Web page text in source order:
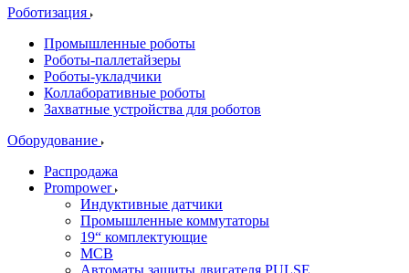
Роботизация
Промышленные роботы
Роботы-паллетайзеры
Роботы-укладчики
Коллаборативные роботы
Захватные устройства для роботов
Оборудование
Распродажа
Prompower
Индуктивные датчики
Промышленные коммутаторы
19“ комплектующие
MCB
Автоматы защиты двигателя PULSE